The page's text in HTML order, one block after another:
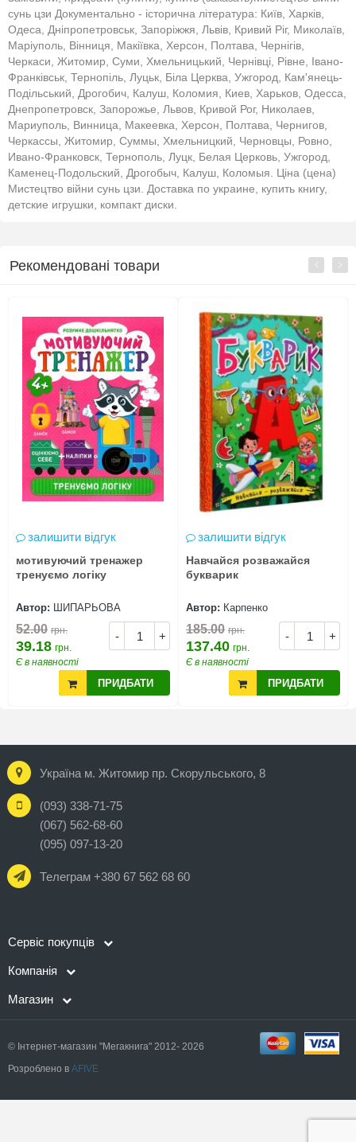
сунь цзи Документально - історична література: Київ, Харків,
Одеса, Дніпропетровськ, Запоріжжя, Львів, Кривий Ріг, Миколаїв,
Маріуполь, Вінниця, Макіївка, Херсон, Полтава, Чернігів,
Черкаси, Житомир, Суми, Хмельницький, Чернівці, Рівне, Івано-
Франківськ, Тернопіль, Луцьк, Біла Церква, Ужгород, Кам'янець-
Подільський, Дрогобич, Калуш, Коломия, Киев, Харьков, Одесса,
Днепропетровск, Запорожье, Львов, Кривой Рог, Николаев,
Мариуполь, Винница, Макеевка, Херсон, Полтава, Чернигов,
Черкассы, Житомир, Суммы, Хмельницкий, Черновцы, Ровно,
Ивано-Франковск, Тернополь, Луцк, Белая Церковь, Ужгород,
Каменец-Подольский, Дрогобыч, Калуш, Коломыя. Ціна (цена)
Мистецтво війни сунь цзи. Доставка по украине, купить книгу,
детские игрушки, компакт диски.
Рекомендовані товари
залишити відгук
мотивуючий тренажер
тренуємо логіку
Автор: ШИПАРЬОВА
- +
52.00 грн.
39.18 грн.
Є в наявності
ПРИДБАТИ
залишити відгук
Навчайся розважайся
букварик
Автор: Карпенко
- +
185.00 грн.
137.40 грн.
Є в наявності
ПРИДБАТИ
Україна м. Житомир пр. Скорульського, 8
(093) 338-71-75
(067) 562-68-60
(095) 097-13-20
Телеграм +380 67 562 68 60
Сервіс покупців
Компанія
Магазин
© Інтернет-магазин "Мегакнига" 2012- 2026
Розроблено в AFIVE